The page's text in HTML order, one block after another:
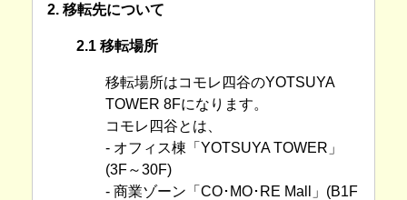
2. 移転先について
2.1 移転場所
移転場所はコモレ四谷のYOTSUYA
TOWER 8Fになります。
コモレ四谷とは、
- オフィス棟「YOTSUYA TOWER」
(3F～30F)
- 商業ゾーン「CO･MO･RE Mall」(B1F